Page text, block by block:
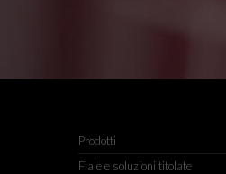
Prodotti
Fiale e soluzioni titolate